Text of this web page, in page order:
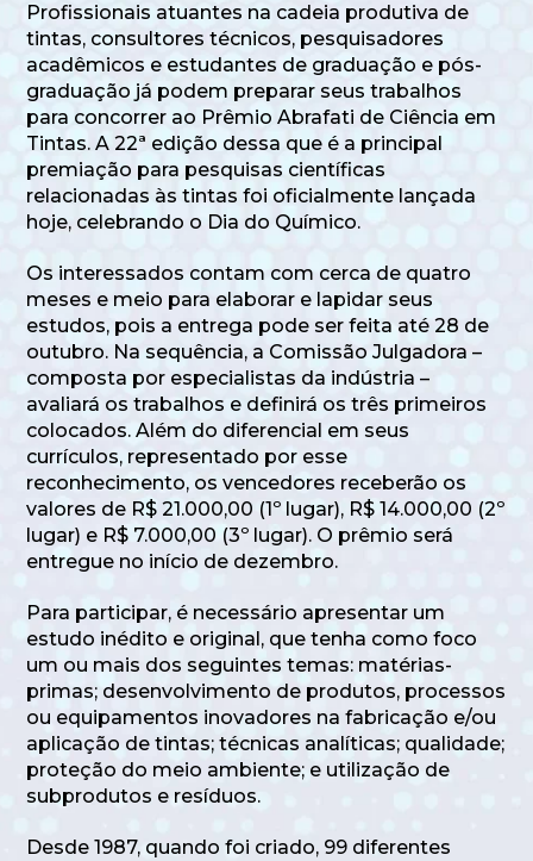
Profissionais atuantes na cadeia produtiva de
tintas, consultores técnicos, pesquisadores
acadêmicos e estudantes de graduação e pós-
graduação já podem preparar seus trabalhos
para concorrer ao Prêmio Abrafati de Ciência em
Tintas. A 22ª edição dessa que é a principal
premiação para pesquisas científicas
relacionadas às tintas foi oficialmente lançada
hoje, celebrando o Dia do Químico.
Os interessados contam com cerca de quatro
meses e meio para elaborar e lapidar seus
estudos, pois a entrega pode ser feita até 28 de
outubro. Na sequência, a Comissão Julgadora –
composta por especialistas da indústria –
avaliará os trabalhos e definirá os três primeiros
colocados. Além do diferencial em seus
currículos, representado por esse
reconhecimento, os vencedores receberão os
valores de R$ 21.000,00 (1º lugar), R$ 14.000,00 (2º
lugar) e R$ 7.000,00 (3º lugar). O prêmio será
entregue no início de dezembro.
Para participar, é necessário apresentar um
estudo inédito e original, que tenha como foco
um ou mais dos seguintes temas: matérias-
primas; desenvolvimento de produtos, processos
ou equipamentos inovadores na fabricação e/ou
aplicação de tintas; técnicas analíticas; qualidade;
proteção do meio ambiente; e utilização de
subprodutos e resíduos.
Desde 1987, quando foi criado, 99 diferentes